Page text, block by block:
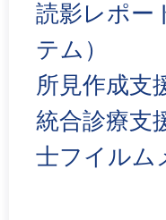
読影レポー
テム）
所見作成支
統合診療支
士フイルム